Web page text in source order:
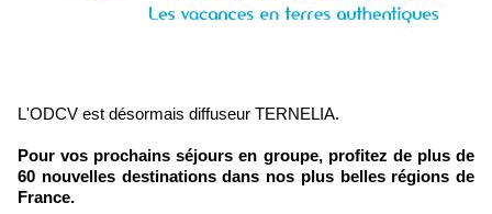
L'ODCV est désormais diffuseur TERNELIA.
Pour vos prochains séjours en groupe, profitez de plus de
60 nouvelles destinations dans nos plus belles régions de
France.